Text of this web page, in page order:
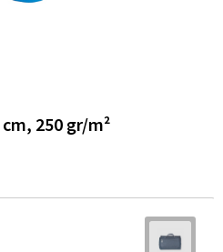
250 gr/m²